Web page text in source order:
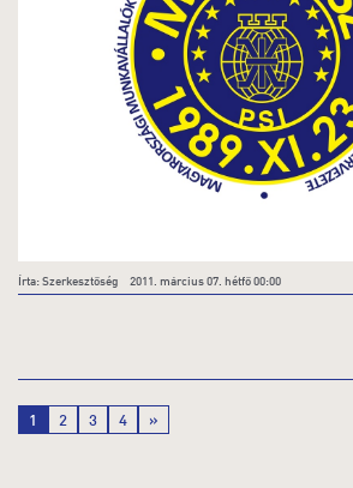
Írta: Szerkesztőség 2011. március 07. hétfő 00:00
1 2 3 4 »